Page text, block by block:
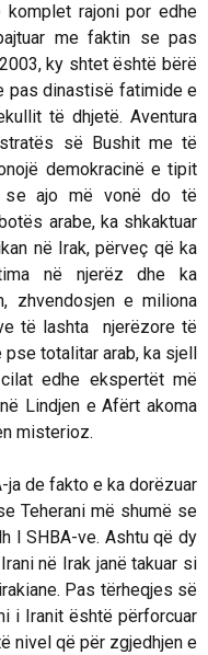
rajoni por edhe
me faktin se pas
ky shtet është bërë
pas dinastisë fatimide e
të dhjetë. Aventura
së Bushit me të
demokracinë e tipit
se ajo më vonë do të
arabe, ka shkaktuar
në Irak, përveç që ka
në njerëz dhe ka
zhvendosjen e miliona
të lashta njerëzore të
totalitar arab, ka sjell
edhe ekspertët më
Lindjen e Afërt akoma
misterioz.
ja de fakto e ka dorëzuar
Teherani më shumë se
I SHBA-ve. Ashtu që dy
në Irak janë takuar si
Pas tërheqjes së
i Iranit është përforcuar
nivel që për zgjedhjen e